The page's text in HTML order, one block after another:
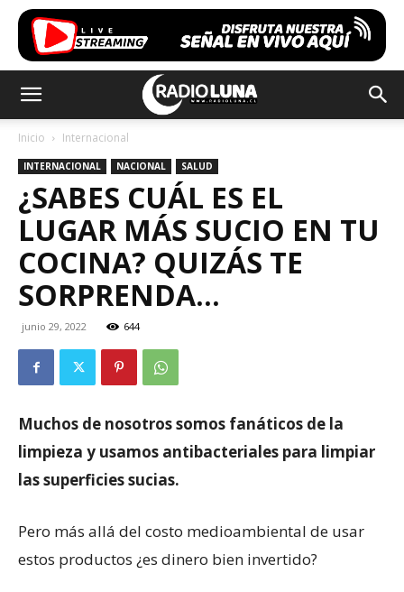
Inicio Internacional
INTERNACIONAL NACIONAL SALUD
¿SABES CUÁL ES EL
LUGAR MÁS SUCIO EN TU
COCINA? QUIZÁS TE
SORPRENDA…
junio 29, 2022 644
Muchos de nosotros somos fanáticos de la
limpieza y usamos antibacteriales para limpiar
las superficies sucias.
Pero más allá del costo medioambiental de usar
estos productos ¿es dinero bien invertido?